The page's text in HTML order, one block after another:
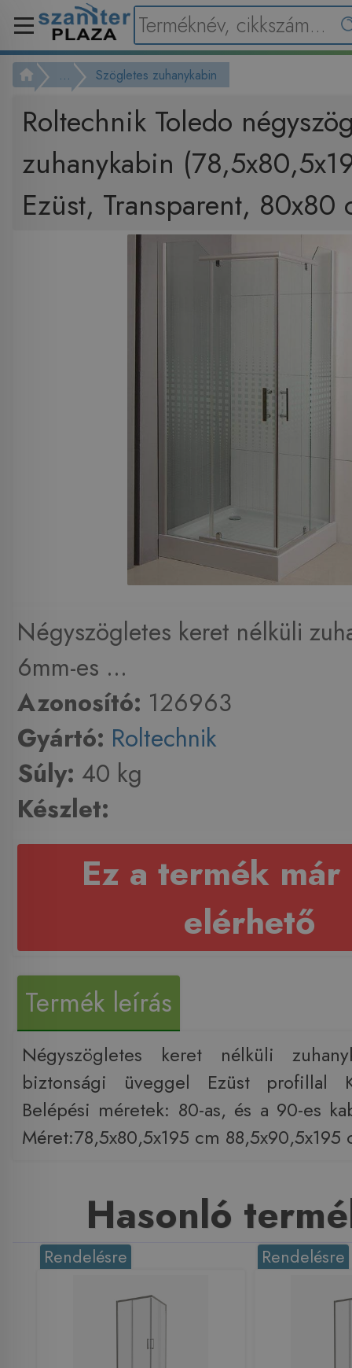
... Szögletes zuhanykabin
Roltechnik Toledo
zuhanykabin
Ezüst, Transparent, 80x80
Négyszögletes keret nélküli
6mm-es ...
Azonosító: 126963
Gyártó: Roltechnik
Súly: 40 kg
Készlet:
Ez a termék már
elérhető
Termék leírás
Négyszögletes keret nélküli
biztonsági üveggel Ezüst profillal
Belépési méretek: 80-as, és a 90-es
Méret:78,5x80,5x195 cm 88,5x90,5x195
Hasonló
Rendelésre Rendelésre